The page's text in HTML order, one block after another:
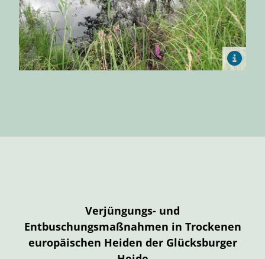
Verjüngungs- und
Entbuschungsmaßnahmen in Trockenen
europäischen Heiden der Glücksburger